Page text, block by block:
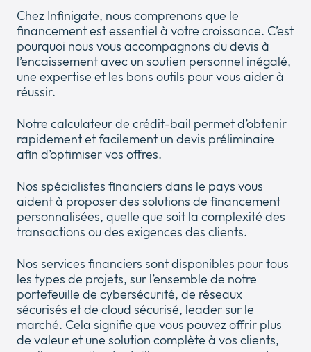
Chez Infinigate, nous comprenons que le
financement est essentiel à votre croissance. C’est
pourquoi nous vous accompagnons du devis à
l’encaissement avec un soutien personnel inégalé,
une expertise et les bons outils pour vous aider à
réussir.
Notre calculateur de crédit-bail permet d’obtenir
rapidement et facilement un devis préliminaire
afin d’optimiser vos offres.
Nos spécialistes financiers dans le pays vous
aident à proposer des solutions de financement
personnalisées, quelle que soit la complexité des
transactions ou des exigences des clients.
Nos services financiers sont disponibles pour tous
les types de projets, sur l’ensemble de notre
portefeuille de cybersécurité, de réseaux
sécurisés et de cloud sécurisé, leader sur le
marché. Cela signifie que vous pouvez offrir plus
de valeur et une solution complète à vos clients,